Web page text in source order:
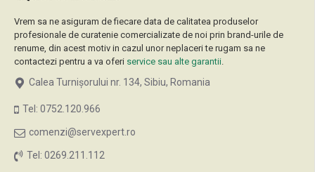
Vrem sa ne asiguram de fiecare data de calitatea produselor
profesionale de curatenie comercializate de noi prin brand-urile de
renume, din acest motiv in cazul unor neplaceri te rugam sa ne
contactezi pentru a va oferi service sau alte garantii.
Calea Turnișorului nr. 134, Sibiu, Romania
Tel: 0752.120.966
comenzi@servexpert.ro
Tel: 0269.211.112